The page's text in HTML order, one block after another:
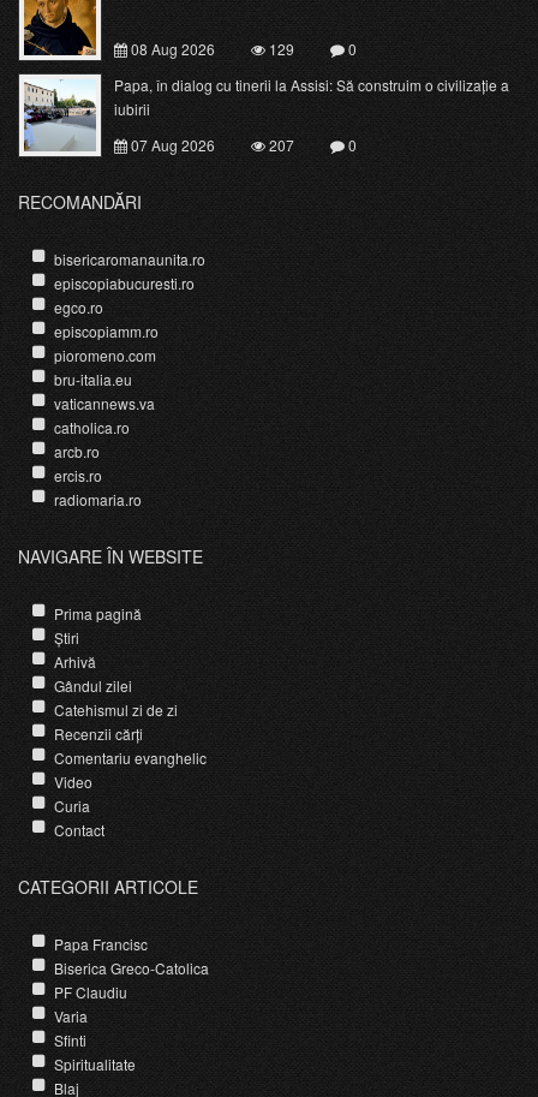
08 Aug 2026 129
0
Papa, în dialog cu tinerii la Assisi: Să construim o civilizație a
iubirii
07 Aug 2026
207 0
RECOMANDĂRI
bisericaromanaunita.ro
episcopiabucuresti.ro
egco.ro
episcopiamm.ro
pioromeno.com
bru-italia.eu
vaticannews.va
catholica.ro
arcb.ro
ercis.ro
radiomaria.ro
NAVIGARE ÎN WEBSITE
Prima pagină
Știri
Arhivă
Gândul zilei
Catehismul zi de zi
Recenzii cărți
Comentariu evanghelic
Video
Curia
Contact
CATEGORII ARTICOLE
Papa Francisc
Biserica Greco-Catolica
PF Claudiu
Varia
Sfinti
Spiritualitate
Blaj